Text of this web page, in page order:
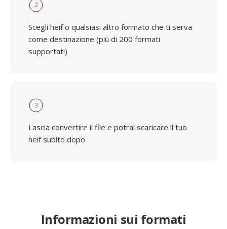
2
Scegli heif o qualsiasi altro formato che ti serva
come destinazione (più di 200 formati
supportati)
3
Lascia convertire il file e potrai scaricare il tuo
heif subito dopo
Informazioni sui formati